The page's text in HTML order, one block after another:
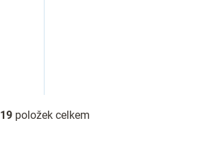
O
19položek celkem